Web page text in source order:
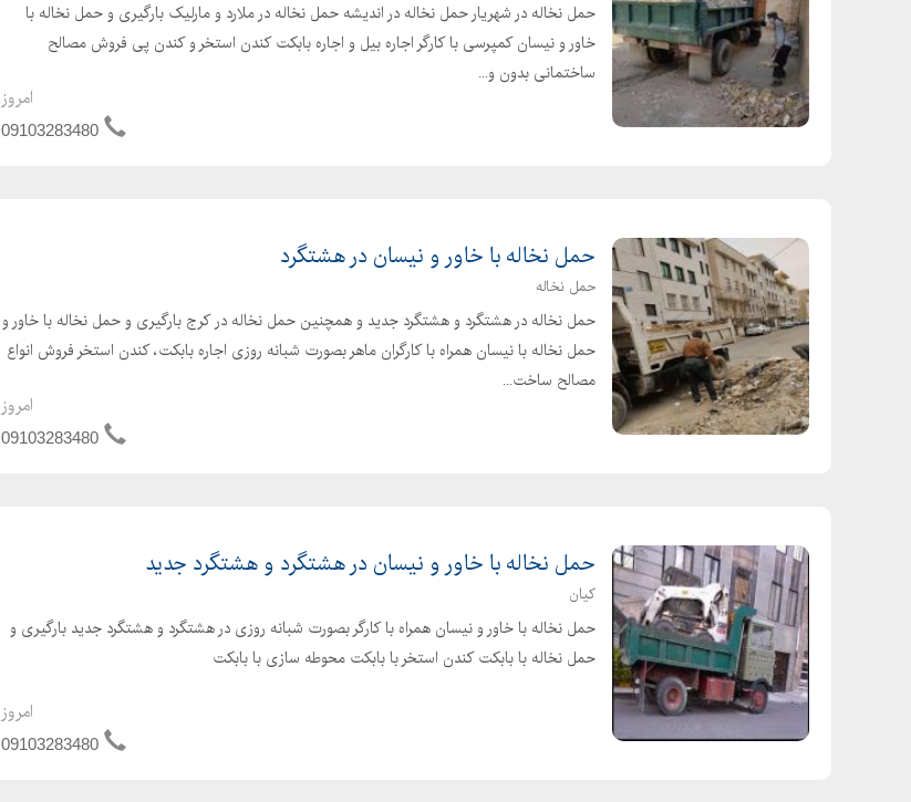
حمل نخاله در شهریار حمل نخاله در اندیشه حمل نخاله در ملارد و مارلیک بارگیری و حمل نخاله با
خاور و نیسان کمپرسی با کارگر اجاره بیل و اجاره بابکت کندن استخر و کندن پی فروش مصالح
ساختمانی بدون و...
امروز
09103283480
حمل نخاله با خاور و نیسان در هشتگرد
حمل نخاله
حمل نخاله در هشتگرد و هشتگرد جدید و همچنین حمل نخاله در کرج بارگیری و حمل نخاله با خاور و
حمل نخاله با نیسان همراه با کارگران ماهر بصورت شبانه روزی اجاره بابکت، کندن استخر فروش انواع
مصالح ساخت...
امروز
09103283480
حمل نخاله با خاور و نیسان در هشتگرد و هشتگرد جدید
کیان
حمل نخاله با خاور و نیسان همراه با کارگر بصورت شبانه روزی در هشتگرد و هشتگرد جدید بارگیری و
حمل نخاله با بابکت کندن استخر با بابکت محوطه سازی با بابکت
امروز
09103283480